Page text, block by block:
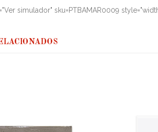
simulador" sku=PTBAMAR0009